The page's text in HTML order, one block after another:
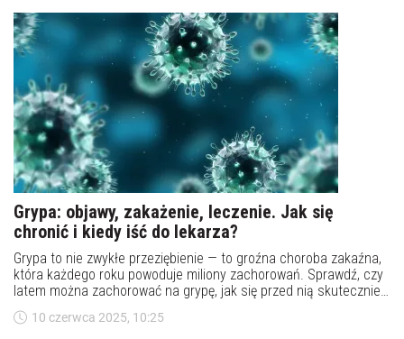
Grypa: objawy, zakażenie, leczenie. Jak się
chronić i kiedy iść do lekarza?
Grypa to nie zwykłe przeziębienie — to groźna choroba zakaźna,
która każdego roku powoduje miliony zachorowań. Sprawdź, czy
latem można zachorować na grypę, jak się przed nią skutecznie
chronić, kiedy udać się do lekarza i dlaczego nie należy jej
lekceważyć. Dowiedz się też, jak odróżnić grypę od innych infekcji
10 czerwca 2025, 10:25